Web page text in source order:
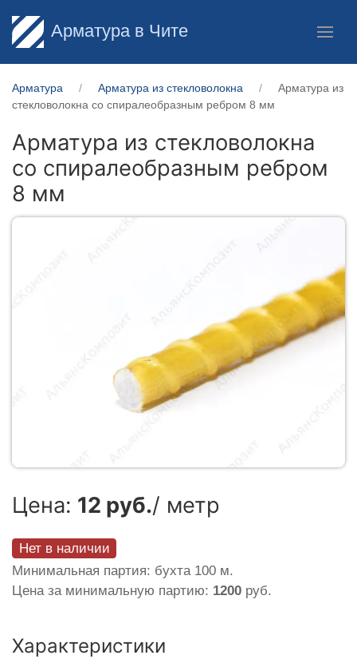
Арматура в Чите
Арматура Арматура из стекловолокна
Арматура из
стекловолокна со спиралеобразным ребром 8 мм
Арматура из стекловолокна
со спиралеобразным ребром
8 мм
Цена: 12 руб./ метр
Нет в наличии
Минимальная партия: бухта 100 м.
Цена за минимальную партию: 1200 руб.
Характеристики